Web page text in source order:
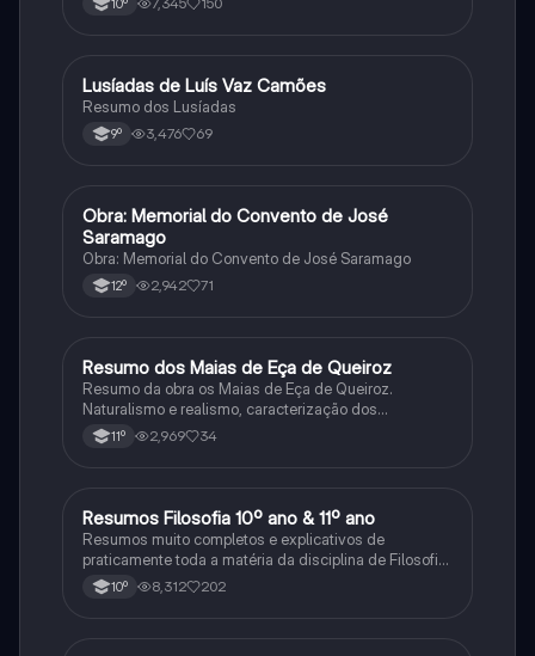
10º
Português
Lusíadas de Luís Vaz Camões
Resumo dos Lusíadas
9º 3,476 69
Português
Obra: Memorial do Convento de José
Saramago
Obra: Memorial do Convento de José Saramago
12º 2,942 71
Português
Resumo dos Maias de Eça de Queiroz
Resumo da obra os Maias de Eça de Queiroz.
Naturalismo e realismo, caracterização dos
personagens e contexto histórico.
11º 2,969 34
Filosofia
Resumos Filosofia 10º ano & 11º ano
Resumos muito completos e explicativos de
praticamente toda a matéria da disciplina de Filosofia
10º 8,312 202